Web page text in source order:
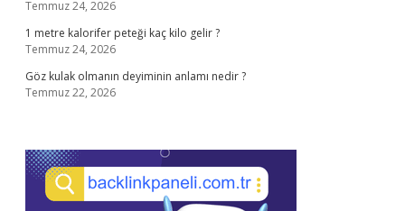
Temmuz 24, 2026
1 metre kalorifer peteği kaç kilo gelir ?
Temmuz 24, 2026
Göz kulak olmanın deyiminin anlamı nedir ?
Temmuz 22, 2026